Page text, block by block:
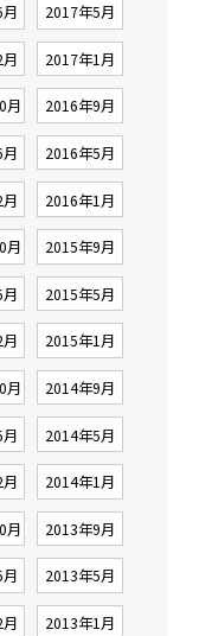
2017年5月
2017年1月
月 2016年9月
2016年5月
2016年1月
月 2015年9月
2015年5月
2015年1月
月 2014年9月
2014年5月
2014年1月
月 2013年9月
2013年5月
2013年1月